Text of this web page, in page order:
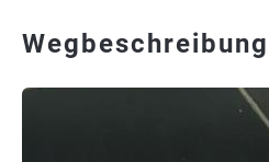
Wegbeschreibung